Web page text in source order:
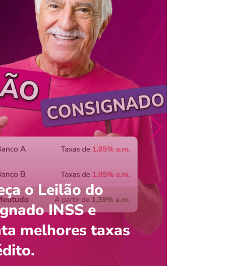
saldo do FGTS pelo
com o celular?
Jordão
o Leilão do
INSS e
melhores taxas